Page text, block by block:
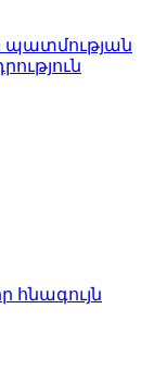
հնագույն